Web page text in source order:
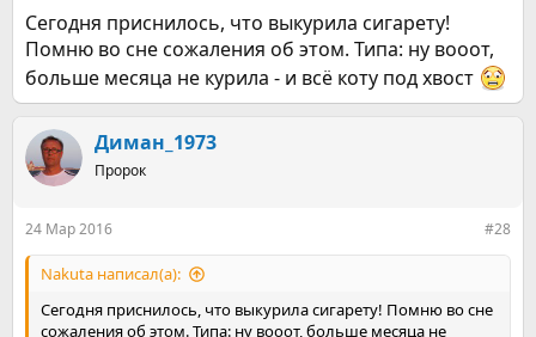
Сегодня приснилось, что выкурила сигарету!
Помню во сне сожаления об этом. Типа: ну вооот,
больше месяца не курила - и всё коту под хвост
Диман_1973
Пророк
24 Мар 2016 #28
Nakuta написал(а):
Сегодня приснилось, что выкурила сигарету! Помню во сне
сожаления об этом. Типа: ну вооот, больше месяца не